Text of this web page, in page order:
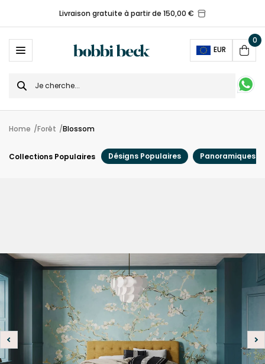
Livraison gratuite à partir de 150,00 €
EUR
Cart
0
Search
for
Home Forêt Blossom
Collections Populaires Désigns Populaires Panoramiques